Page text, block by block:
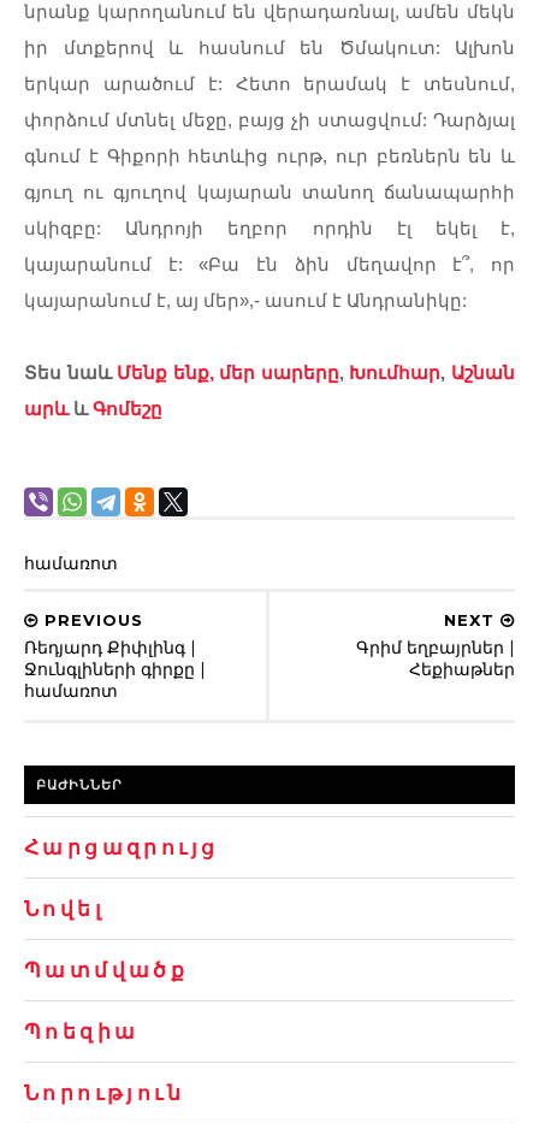
նրանք կարողանում են վերադառնալ, ամեն մեկն
իր
մտքերով և հասնում են Ծմակուտ:
Ալխոն
երկար
արածում է: Հետո երամակ է տեսնում,
փորձում մտնել մեջը, բայց չի ստացվում: Դարձյալ
գնում է Գիքորի հետևից ուրթ, ուր բեռներն են և
գյուղ ու գյուղով կայարան տանող ճանապարհի
սկիզբը: Անդրոյի եղբոր որդին էլ եկել է,
կայարանում
է: «Բա էն ձին մեղավոր է՞,
որ
կայարանում է, այ մեր»,- ասում է Անդրանիկը:
Տես նաև Մենք ենք, մեր սարերը, Խումհար, Աշնան
արևևԳոմեշը
համառոտ
NEXT
Գրիմ եղբայրներ |
Հեքիաթներ
PREVIOUS
Ռեդյարդ Քիփլինգ |
Ջունգլիների գիրքը |
համառոտ
ԲԱԺԻՆՆԵՐ
Հարցազրույց
Նովել
Պատմվածք
Պոեզիա
Նորություն